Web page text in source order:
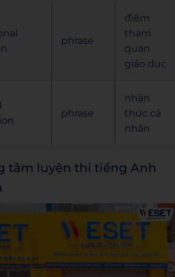
phrase
điểm
tham
quan
giáo dục
phrase
nhận
thức cá
nhân
tâm luyện thi tiếng Anh